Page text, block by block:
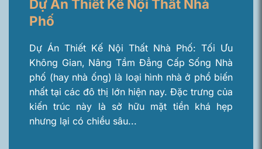
Dự Án Thiết Kế Nội Thất Nhà
Phố
Dự Án Thiết Kế Nội Thất Nhà Phố: Tối Ưu
Không Gian, Nâng Tầm Đẳng Cấp Sống Nhà
phố (hay nhà ống) là loại hình nhà ở phổ biến
nhất tại các đô thị lớn hiện nay. Đặc trưng của
kiến trúc này là sở hữu mặt tiền khá hẹp
nhưng lại có chiều sâu...